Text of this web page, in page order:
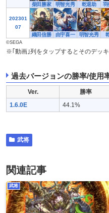
柴田勝家
明智光秀 乾退助 羽
202301
07
織田信勝
由宇喜一 明智光秀
©SEGA
※｢動画｣列をタップするとそのデッキ
過去バージョンの勝率/使用
Ver. 勝率
1.6.0E
44.1%
武将
関連記事
武将